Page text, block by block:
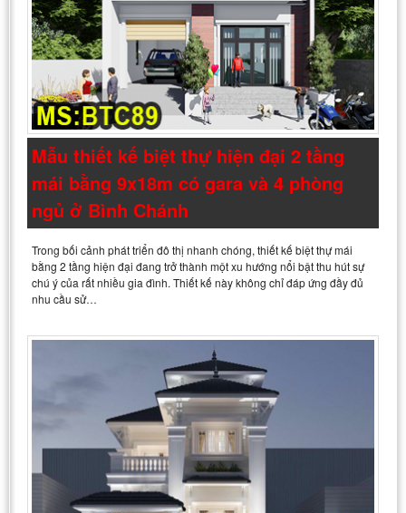
Mẫu thiết kế biệt thự hiện đại 2 tầng
mái bằng 9x18m có gara và 4 phòng
ngủ ở Bình Chánh
Trong bối cảnh phát triển đô thị nhanh chóng, thiết kế biệt thự mái
bằng 2 tầng hiện đại đang trở thành một xu hướng nổi bật thu hút sự
chú ý của rất nhiều gia đình. Thiết kế này không chỉ đáp ứng đầy đủ
nhu cầu sử…